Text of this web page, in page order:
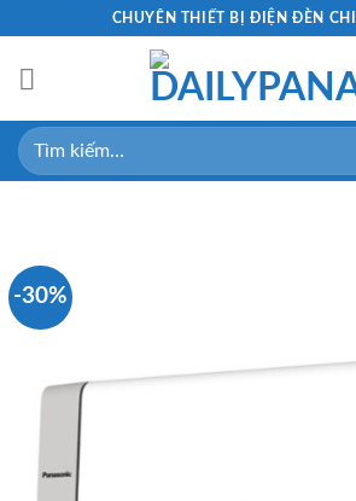
content
CHUYÊN THIẾT BỊ ĐIỆN ĐÈN
Tìm
kiếm:
-30%